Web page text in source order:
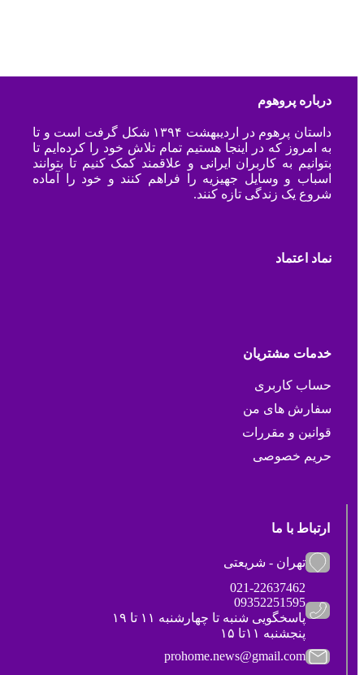
درباره پروهوم
داستان پرهوم در اردیبهشت ۱۳۹۴ شکل گرفت است و تا
به امروز که در اینجا هستیم تمام تلاش خود را کرده‌ایم تا
بتوانیم به کاربران ایرانی و علاقمند کمک کنیم تا بتوانند
اسباب و وسایل جهیزیه را فراهم کنند و خود را آماده
شروع یک زندگی تازه کنند.
نماد اعتماد
خدمات مشتریان
حساب کاربری
سفارش های من
قوانین و مقررات
حریم خصوصی
ارتباط با ما
تهران - شریعتی
021-22637462
09352251595
پاسخگویی شنبه تا چهارشنبه ۱۱ تا ۱۹
پنجشنبه ۱۱تا ۱۵
prohome.news@gmail.com